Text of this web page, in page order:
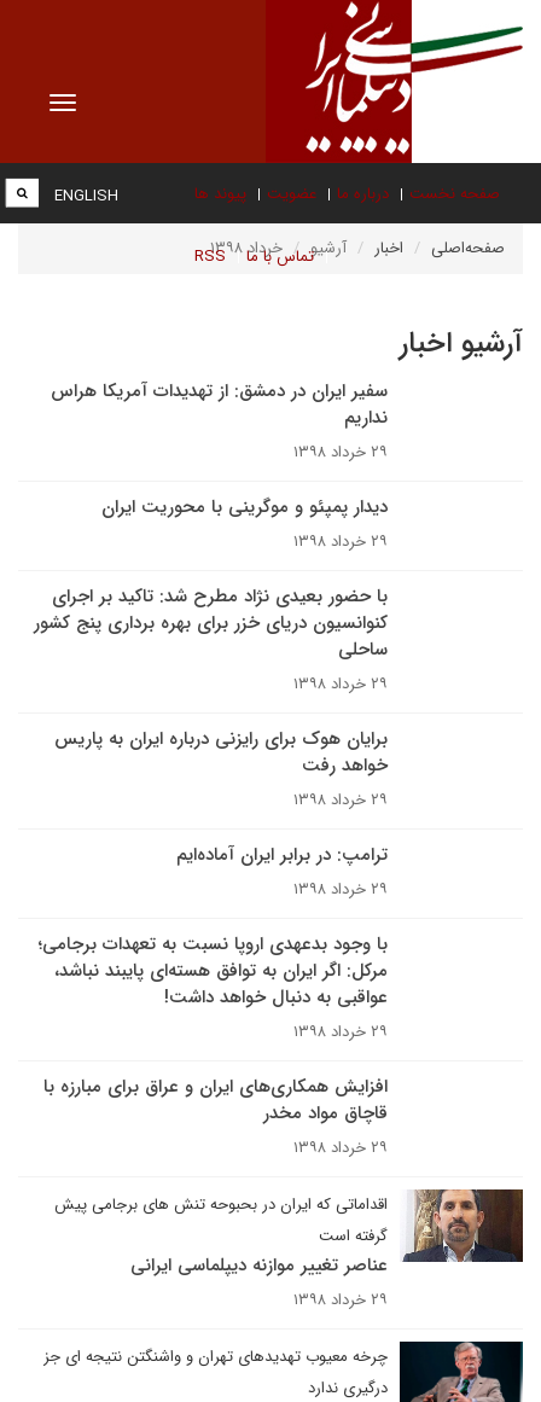
Toggle
صفحه نخست درباره ما عضویت پیوند ها
تماس با ما RSS
ENGLISH
صفحه‌اصلی اخبار آرشیو خرداد ۱۳۹۸
آرشیو اخبار
سفیر ایران در دمشق: از تهدیدات آمریکا هراس
نداریم
۲۹ خرداد ۱۳۹۸
دیدار پمپئو و موگرینی با محوریت ایران
۲۹ خرداد ۱۳۹۸
با حضور بعیدی نژاد مطرح شد: تاکید بر اجرای
کنوانسیون دریای خزر برای بهره برداری پنج کشور
ساحلی
۲۹ خرداد ۱۳۹۸
برایان هوک برای رایزنی درباره ایران به پاریس
خواهد رفت
۲۹ خرداد ۱۳۹۸
ترامپ: در برابر ایران آماده‌ایم
۲۹ خرداد ۱۳۹۸
با وجود بدعهدی اروپا نسبت به تعهدات برجامی؛
مرکل: اگر ایران به توافق هسته‌ای پایبند نباشد،
عواقبی به دنبال خواهد داشت!
۲۹ خرداد ۱۳۹۸
افزایش همکاری‌های ایران و عراق برای مبارزه با
قاچاق مواد مخدر
۲۹ خرداد ۱۳۹۸
اقداماتی که ایران در بحبوحه تنش های برجامی پیش
گرفته است​​​​​​​
عناصر تغییر موازنه دیپلماسی ایرانی
۲۹ خرداد ۱۳۹۸
چرخه معیوب تهدیدهای تهران و واشنگتن نتیجه ای جز
درگیری ندارد